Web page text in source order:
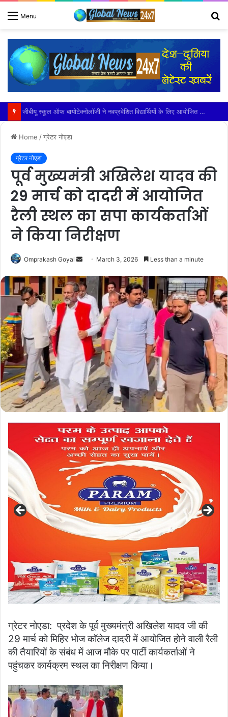
Menu
डी एम, एस एस पी ने लिया कांवड़ यात्रा का जायजा
Home /ग्रेटर नोएडा
ग्रेटर नोएडा
पूर्व मुख्यमंत्री अखिलेश यादव की
29 मार्च को दादरी में आयोजित
रैली स्थल का सपा कार्यकर्ताओं
ने किया निरीक्षण
Omprakash Goyal
Send
email
March 3, 2026 Less than a minute
ग्रेटर नोएडा: प्रदेश के पूर्व मुख्यमंत्री अखिलेश यादव जी की
29 मार्च को मिहिर भोज कॉलेज दादरी में आयोजित होने वाली रैली
की तैयारियों के संबंध में आज मौके पर पार्टी कार्यकर्ताओं ने
पहुंचकर कार्यक्रम स्थल का निरीक्षण किया।